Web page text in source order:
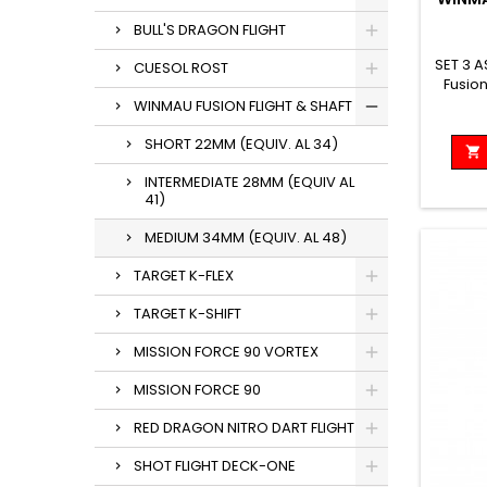
BULL'S DRAGON FLIGHT
CUESOL ROST
WINMAU FUSION FLIGHT & SHAFT
SHORT 22MM (EQUIV. AL 34)
INTERMEDIATE 28MM (EQUIV AL
41)
MEDIUM 34MM (EQUIV. AL 48)
TARGET K-FLEX
TARGET K-SHIFT
MISSION FORCE 90 VORTEX
MISSION FORCE 90
RED DRAGON NITRO DART FLIGHT
SHOT FLIGHT DECK-ONE
SET 3
la
